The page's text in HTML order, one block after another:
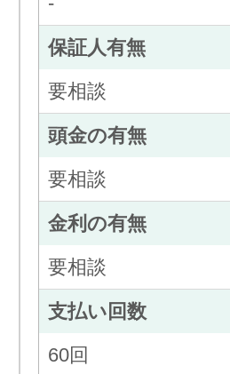
保証人有無
要相談
頭金の有無
要相談
金利の有無
要相談
支払い回数
60回